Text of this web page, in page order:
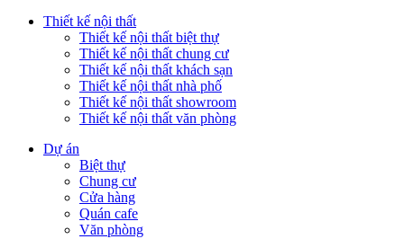
Thiết kế nội thất
Thiết kế nội thất biệt thự
Thiết kế nội thất chung cư
Thiết kế nội thất khách sạn
Thiết kế nội thất nhà phố
Thiết kế nội thất showroom
Thiết kế nội thất văn phòng
Dự án
Biệt thự
Chung cư
Cửa hàng
Quán cafe
Văn phòng